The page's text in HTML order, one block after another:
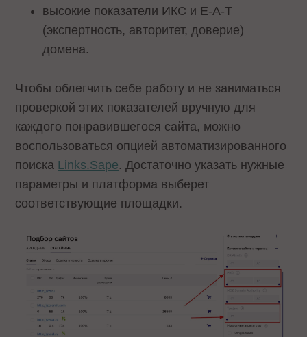
высокие показатели ИКС и E-A-T
(экспертность, авторитет, доверие)
домена.
Чтобы облегчить себе работу и не заниматься
проверкой этих показателей вручную для
каждого понравившегося сайта, можно
воспользоваться опцией автоматизированного
поиска Links.Sape. Достаточно указать нужные
параметры и платформа выберет
соответствующие площадки.